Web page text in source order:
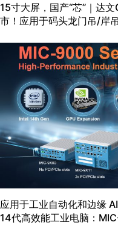
15寸大屏，国产“芯”｜达
市！应用于码头龙门吊/岸
应用于工业自动化和边缘
14代高效能工业电脑：